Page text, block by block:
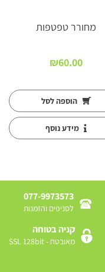
מחורר טפטפות
₪60.00
הוספה לסל
מידע נוסף
077-9973573
לסניפים והזמנות
קניה בטוחה
מאובטח - SSL 128bit